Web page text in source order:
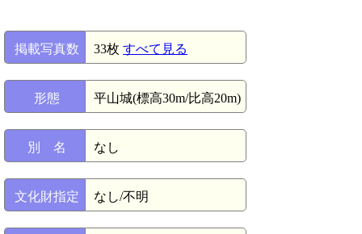
掲載写真数 33枚 すべて見る
形態 平山城(標高30m/比高20m)
別 名 なし
文化財指定 なし/不明